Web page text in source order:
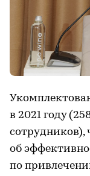
в 2021 году
сотрудников),
об
по